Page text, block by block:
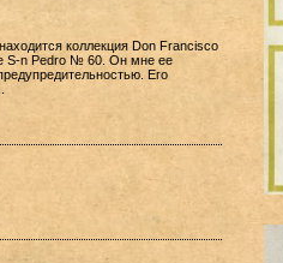
коллекция Don Francisco
S-n Pedro № 60. Он мне ее
Его